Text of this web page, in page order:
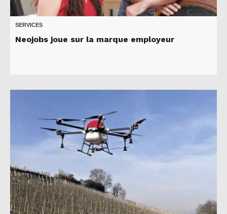
SERVICES
Neojobs joue sur la marque employeur